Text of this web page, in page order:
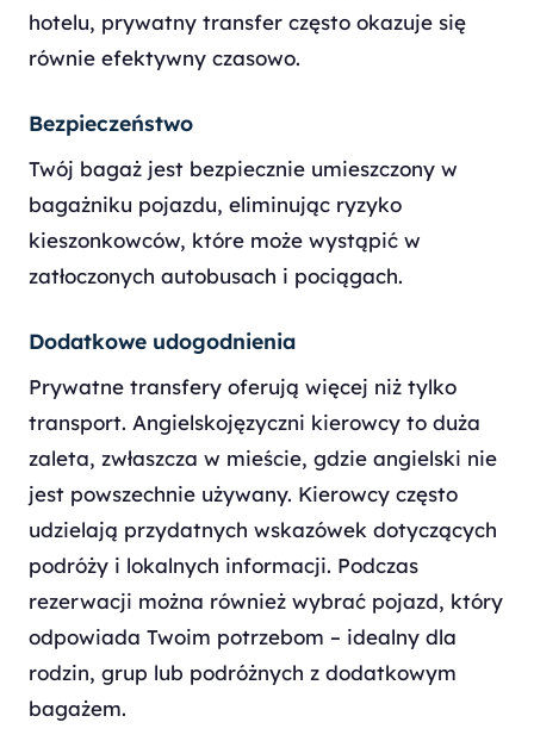
hotelu, prywatny transfer często okazuje się
równie efektywny czasowo.
Bezpieczeństwo
Twój bagaż jest bezpiecznie umieszczony w
bagażniku pojazdu, eliminując ryzyko
kieszonkowców, które może wystąpić w
zatłoczonych autobusach i pociągach.
Dodatkowe udogodnienia
Prywatne transfery oferują więcej niż tylko
transport. Angielskojęzyczni kierowcy to duża
zaleta, zwłaszcza w mieście, gdzie angielski nie
jest powszechnie używany. Kierowcy często
udzielają przydatnych wskazówek dotyczących
podróży i lokalnych informacji. Podczas
rezerwacji można również wybrać pojazd, który
odpowiada Twoim potrzebom – idealny dla
rodzin, grup lub podróżnych z dodatkowym
bagażem.